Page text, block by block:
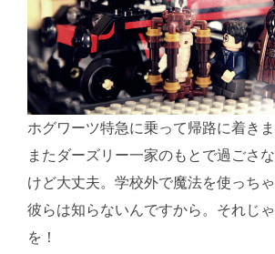
ホグワーツ特急に乗って帰路に着き
またダーズリー一家のもとで過ごさ
けど大丈夫。学校外で魔法を使っち
彼らは知らないんですから。それじ
を！